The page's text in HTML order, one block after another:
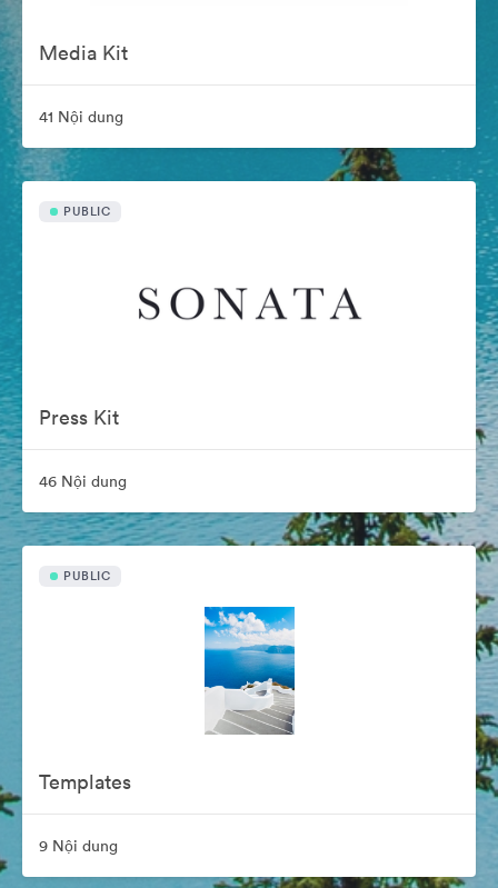
Media Kit
41 Nội dung
PUBLIC
Press Kit
46 Nội dung
PUBLIC
Templates
9 Nội dung